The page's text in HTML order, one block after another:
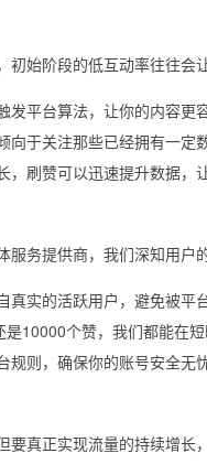
始阶段的低互动率往往会
发平台算法，让你的内容更
向于关注那些已经拥有一定
，刷赞可以迅速提升数据，
务提供商，我们深知用户
真实的活跃用户，避免被平
10000个赞，我们都能在短
规则，确保你的账号安全无忧
要真正实现流量的持续增长